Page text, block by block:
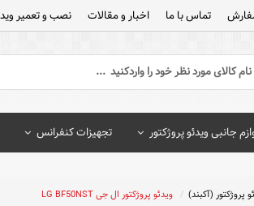
تماس با ما اخبار و مقالات نصب و تعمیر
جانبی ویدئو پروژکتور تجهیزات کنفرانس
پروژکتور (آکبند) ویدئو پروژکتور ال جی LG BF50NST